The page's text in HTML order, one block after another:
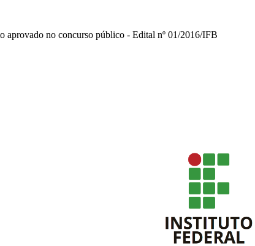
aprovado no concurso público - Edital nº 01/2016/IFB